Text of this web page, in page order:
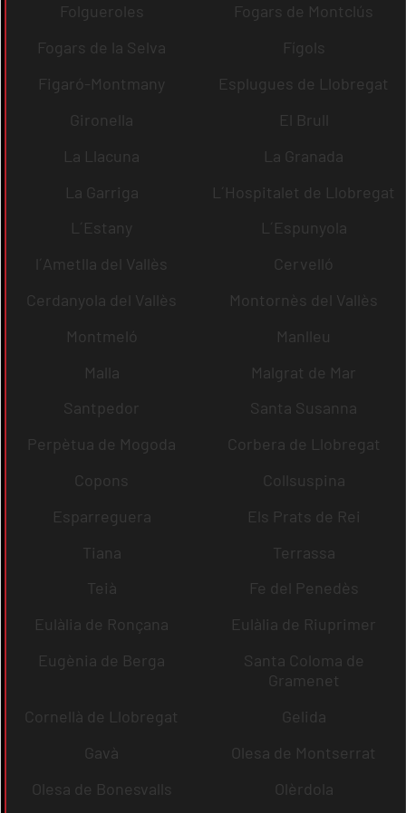
Folgueroles
Fogars de Montclús
Fogars de la Selva
Fígols
Figaró-Montmany
Esplugues de Llobregat
Gironella
El Brull
La Llacuna
La Granada
La Garriga
L´Hospitalet de Llobregat
L´Estany
L´Espunyola
l´Ametlla del Vallès
Cervelló
Cerdanyola del Vallès
Montornès del Vallès
Montmeló
Manlleu
Malla
Malgrat de Mar
Santpedor
Santa Susanna
Perpètua de Mogoda
Corbera de Llobregat
Copons
Collsuspina
Esparreguera
Els Prats de Rei
Tiana
Terrassa
Teià
Fe del Penedès
Eulàlia de Ronçana
Eulàlia de Riuprimer
Eugènia de Berga
Santa Coloma de
Gramenet
Cornellà de Llobregat
Gelida
Gavà
Olesa de Montserrat
Olesa de Bonesvalls
Olèrdola